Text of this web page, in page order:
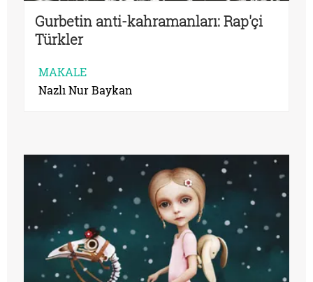
Gurbetin anti-kahramanları: Rap'çi
Türkler
MAKALE
Nazlı Nur Baykan